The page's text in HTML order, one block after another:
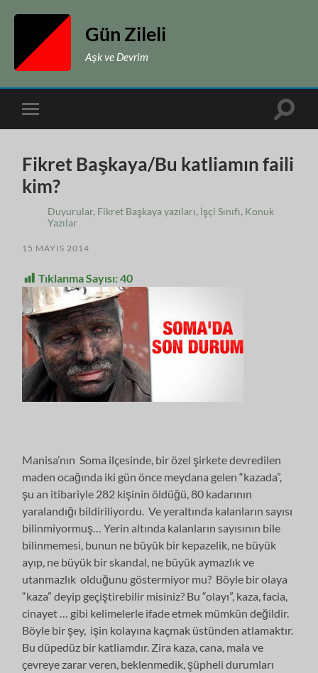
Gün Zileli
Aşk ve Devrim
Toggle
mobile
Toggle
Fikret Başkaya/Bu katliamın faili
kim?
Duyurular, Fikret Başkaya yazıları, İşçi Sınıfı, Konuk
Yazılar
15 MAYIS 2014
Tıklanma Sayısı:40
Manisa’nın Soma ilçesinde, bir özel şirkete devredilen
maden ocağında iki gün önce meydana gelen “kazada”,
şu an itibariyle 282 kişinin öldüğü, 80 kadarının
yaralandığı bildiriliyordu. Ve yeraltında kalanların sayısı
bilinmiyormuş… Yerin altında kalanların sayısının bile
bilinmemesi, bunun ne büyük bir kepazelik, ne büyük
ayıp, ne büyük bir skandal, ne büyük aymazlık ve
utanmazlık olduğunu göstermiyor mu? Böyle bir olaya
“kaza” deyip geçiştirebilir misiniz? Bu “olayı”, kaza, facia,
cinayet … gibi kelimelerle ifade etmek mümkün değildir.
Böyle bir şey, işin kolayına kaçmak üstünden atlamaktır.
Bu düpedüz bir katliamdır. Zira kaza, cana, mala ve
çevreye zarar veren, beklenmedik, şüpheli durumları